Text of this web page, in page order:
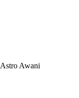
Astro Awani